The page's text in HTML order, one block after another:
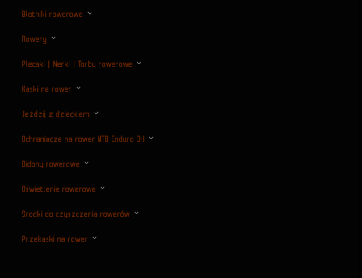
Błotniki rowerowe
Rowery
Plecaki | Nerki | Torby rowerowe
Kaski na rower
Jeździj z dzieckiem
Ochraniacze na rower MTB Enduro DH
Bidony rowerowe
Oświetlenie rowerowe
Środki do czyszczenia rowerów
Przekąski na rower